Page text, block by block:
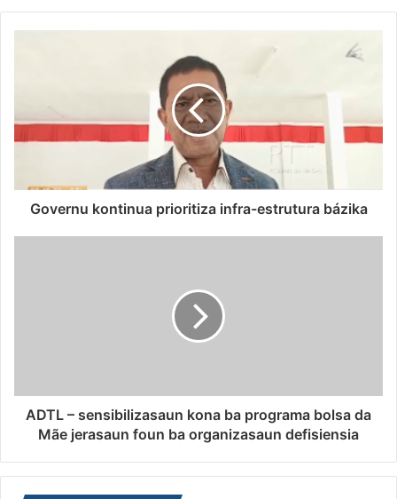
Governu kontinua prioritiza infra-estrutura bázika
ADTL – sensibilizasaun kona ba programa bolsa da
Mãe jerasaun foun ba organizasaun defisiensia